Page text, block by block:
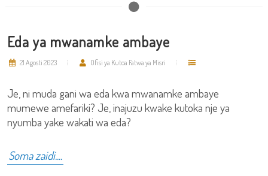
Eda ya mwanamke ambaye
21 Agosti 2023 Ofisi ya Kutoa Fatwa ya Misri
Je, ni muda gani wa eda kwa mwanamke ambaye
mumewe amefariki? Je, inajuzu kwake kutoka nje ya
nyumba yake wakati wa eda?
Soma zaidi....